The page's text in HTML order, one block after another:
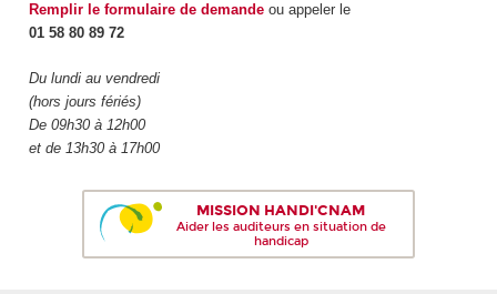
Remplir le formulaire de demandeou appeler le
01 58 80 89 72
Du lundi au vendredi
(hors jours fériés)
De 09h30 à 12h00
et de 13h30 à 17h00
MISSION HANDI'CNAM
Aider les auditeurs en situation de
handicap